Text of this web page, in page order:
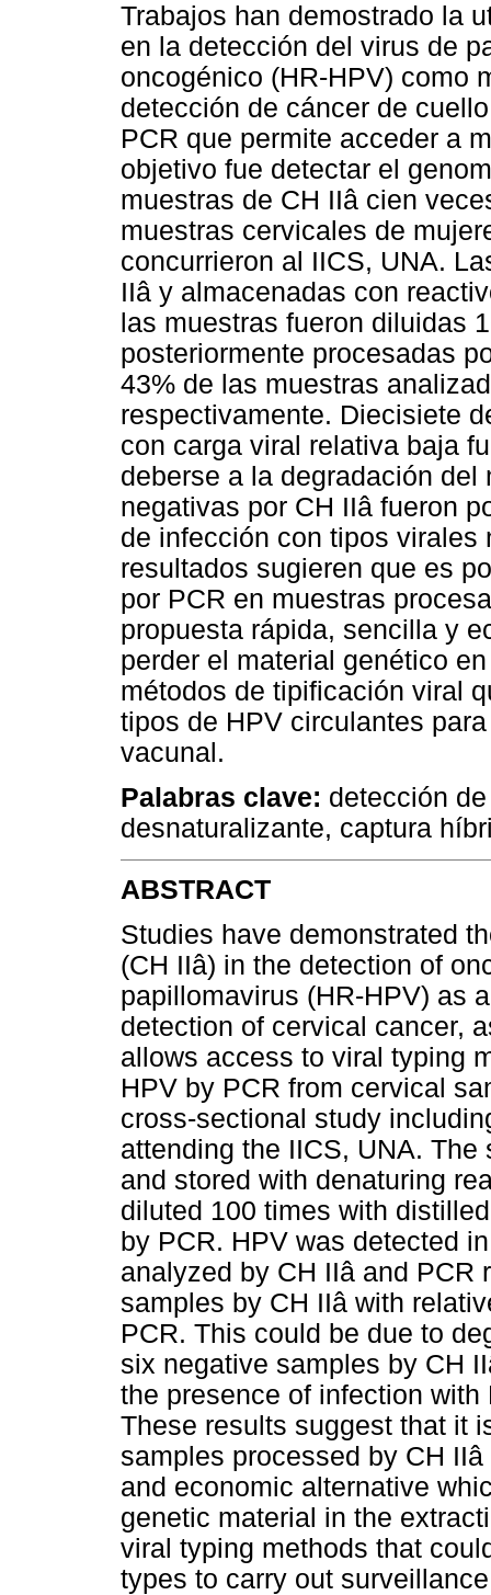
Trabajos han demostrado la
en la detección del virus de
oncogénico (HR-HPV) como
detección de cáncer de
PCR que permite acceder a
objetivo fue detectar el
muestras de CH IIâ cien
muestras cervicales de
concurrieron al IICS, UNA.
IIâ y almacenadas con
las muestras fueron diluidas
posteriormente procesadas
43% de las muestras
respectivamente. Diecisiete
con carga viral relativa baja
deberse a la degradación
negativas por CH IIâ fueron
de infección con tipos
resultados sugieren que es
por PCR en muestras
propuesta rápida, sencilla y
perder el material genético
métodos de tipificación viral
tipos de HPV circulantes
vacunal.
Palabras clave: detección
desnaturalizante, captura
ABSTRACT
Studies have demonstrated
(CH IIâ) in the detection of
papillomavirus (HR-HPV) as
detection of cervical cancer,
allows access to viral typing
HPV by PCR from cervical
cross-sectional study
attending the IICS, UNA.
and stored with denaturing
diluted 100 times with
by PCR. HPV was detected
analyzed by CH IIâ and PCR
samples by CH IIâ with
PCR. This could be due to
six negative samples by CH
the presence of infection
These results suggest that it
samples processed by CH
and economic alternative
genetic material in the
viral typing methods that
types to carry out